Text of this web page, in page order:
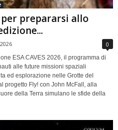
prepararsi allo
0
ESA CAVES 2026, il programma di
alle future missioni spaziali
ed esplorazione nelle Grotte del
progetto Fly! con John McFall, alla
della Terra simulano le sfide della